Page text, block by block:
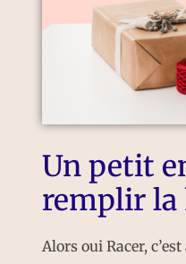
Un petit
remplir la
Alors oui Racer,